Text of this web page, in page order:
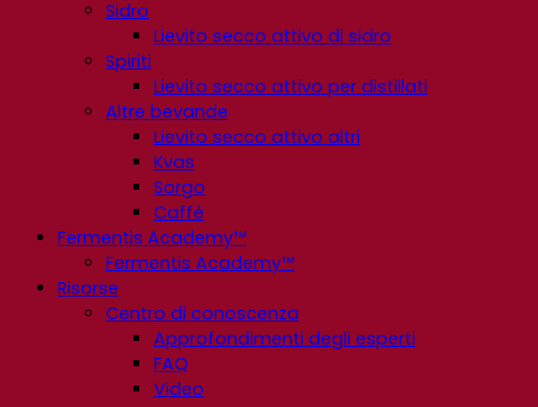
Sidro
Lievito secco attivo di sidro
Spiriti
Lievito secco attivo per distillati
Altre bevande
Lievito secco attivo altri
Kvas
Sorgo
Caffè
Fermentis Academy™
Fermentis Academy™
Risorse
Centro di conoscenza
Approfondimenti degli esperti
FAQ
Video